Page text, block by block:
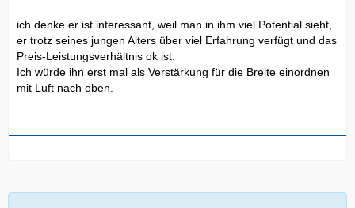
ich denke er ist interessant, weil man in ihm viel Potential sieht,
er trotz seines jungen Alters über viel Erfahrung verfügt und das
Preis-Leistungsverhältnis ok ist.
Ich würde ihn erst mal als Verstärkung für die Breite einordnen
mit Luft nach oben.